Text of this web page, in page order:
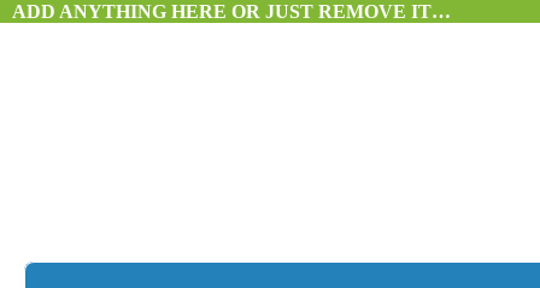
ADD ANYTHING HERE OR JUST REMOVE IT…